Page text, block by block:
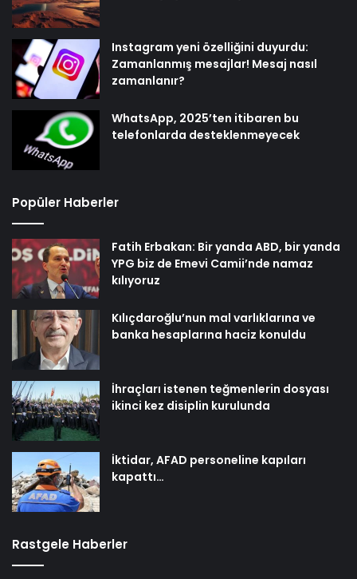
Instagram yeni özelliğini duyurdu:
Zamanlanmış mesajlar! Mesaj nasıl
zamanlanır?
WhatsApp, 2025’ten itibaren bu
telefonlarda desteklenmeyecek
Popüler Haberler
Fatih Erbakan: Bir yanda ABD, bir yanda
YPG biz de Emevi Camii’nde namaz
kılıyoruz
Kılıçdaroğlu’nun mal varlıklarına ve
banka hesaplarına haciz konuldu
İhraçları istenen teğmenlerin dosyası
ikinci kez disiplin kurulunda
İktidar, AFAD personeline kapıları
kapattı…
Rastgele Haberler